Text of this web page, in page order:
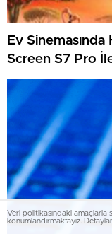
Ev Sinemasında
Screen S7 Pro İle
Veri politikasındaki amaçlarla
konumlandırmaktayız.